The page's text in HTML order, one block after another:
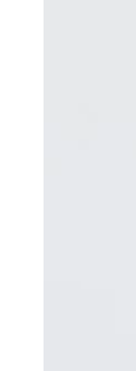
（左
アス
（左
で